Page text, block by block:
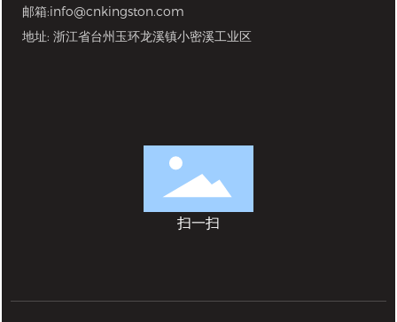
邮箱:info@cnkingston.com
地址: 浙江省台州玉环龙溪镇小密溪工业区
扫一扫